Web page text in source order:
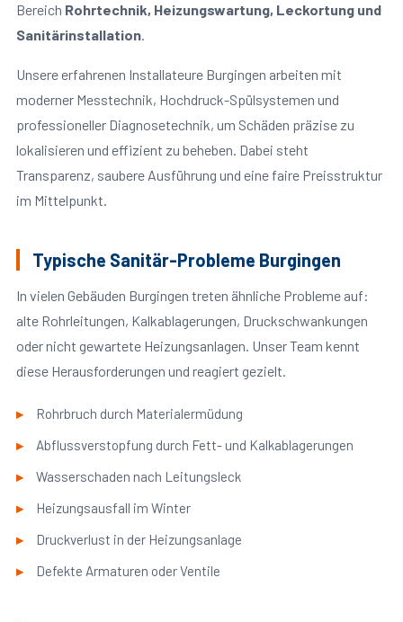
Bereich Rohrtechnik, Heizungswartung, Leckortung und
Sanitärinstallation.
Unsere erfahrenen Installateure Burgingen arbeiten mit
moderner Messtechnik, Hochdruck-Spülsystemen und
professioneller Diagnosetechnik, um Schäden präzise zu
lokalisieren und effizient zu beheben. Dabei steht
Transparenz, saubere Ausführung und eine faire Preisstruktur
im Mittelpunkt.
Typische Sanitär-Probleme Burgingen
In vielen Gebäuden Burgingen treten ähnliche Probleme auf:
alte Rohrleitungen, Kalkablagerungen, Druckschwankungen
oder nicht gewartete Heizungsanlagen. Unser Team kennt
diese Herausforderungen und reagiert gezielt.
Rohrbruch durch Materialermüdung
Abflussverstopfung durch Fett- und Kalkablagerungen
Wasserschaden nach Leitungsleck
Heizungsausfall im Winter
Druckverlust in der Heizungsanlage
Defekte Armaturen oder Ventile